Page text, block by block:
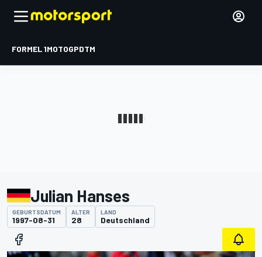
FORMEL 1MOTOGPDTM
Julian Hanses
GEBURTSDATUM
1997-08-31
ALTER
28
LAND
Deutschland